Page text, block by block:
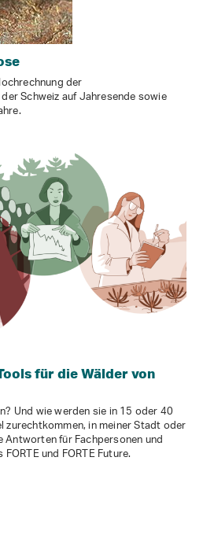
der
Schweiz auf Jahresende sowie
für die Wälder von
Und wie werden sie in 15 oder 40
zurechtkommen, in meiner Stadt oder
Antworten für Fachpersonen und
und FORTE Future.